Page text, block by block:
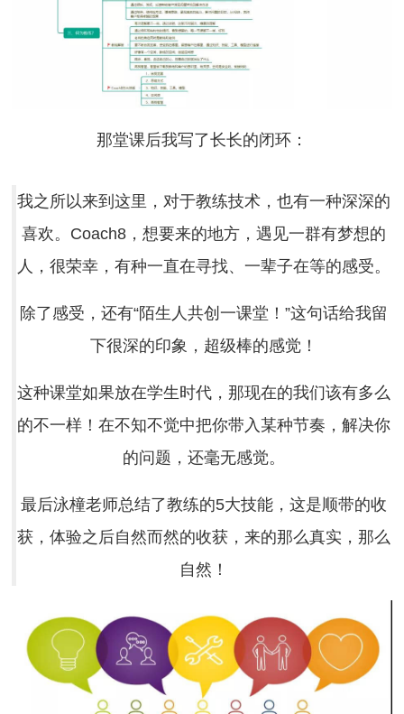
那堂课后我写了长长的闭环：
我之所以来到这里，对于教练技术，也有一种深深的
喜欢。Coach8，想要来的地方，遇见一群有梦想的
人，很荣幸，有种一直在寻找、一辈子在等的感受。
除了感受，还有“陌生人共创一课堂！”这句话给我留
下很深的印象，超级棒的感觉！
这种课堂如果放在学生时代，那现在的我们该有多么
的不一样！在不知不觉中把你带入某种节奏，解决你
的问题，还毫无感觉。
最后泳橦老师总结了教练的5大技能，这是顺带的收
获，体验之后自然而然的收获，来的那么真实，那么
自然！